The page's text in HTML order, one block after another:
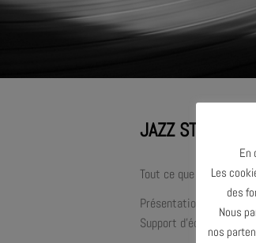
JAZZ STORY
Tout ce que vous avez
Présentation : Jean-
Support d’écoute :
En
Les
des
Nous
nos